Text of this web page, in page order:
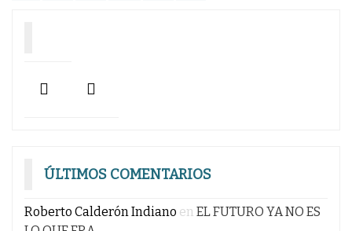
ÚLTIMOS COMENTARIOS
Roberto Calderón Indiano en EL FUTURO YA NO ES